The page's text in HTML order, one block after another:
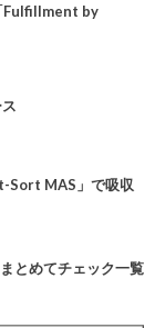
Fulfillment by
Sort MAS」で吸収
とめてチェック一覧